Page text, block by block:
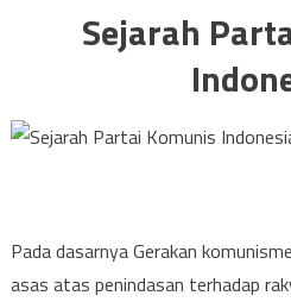
Sejarah
Pada dasarnya Gerakan
asas atas penindasan terhadap